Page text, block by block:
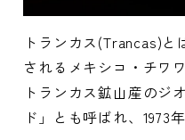
トランカス(Trancas)
されるメキシコ・チワ
トランカス鉱山産のジ
ド」とも呼ばれ、1973